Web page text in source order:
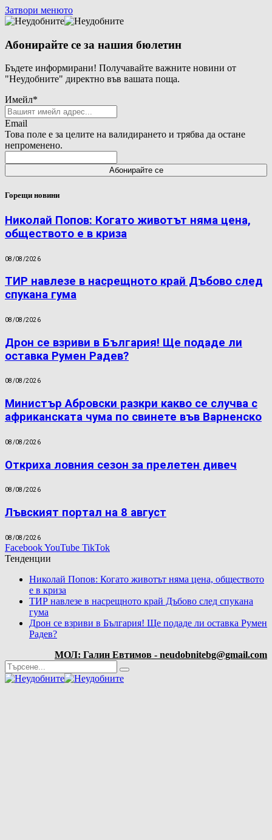
Затвори менюто
Абонирайте се за нашия бюлетин
Бъдете информирани! Получавайте важните новини от
"Неудобните" директно във вашата поща.
Имейл*
Email
Това поле е за целите на валидирането и трябва да остане
непроменено.
Горещи новини
Николай Попов: Когато животът няма цена,
обществото е в криза
08/08/2026
ТИР навлезе в насрещното край Дъбово след
спукана гума
08/08/2026
Дрон се взриви в България! Ще подаде ли
оставка Румен Радев?
08/08/2026
Министър Абровски разкри какво се случва с
африканската чума по свинете във Варненско
08/08/2026
Откриха ловния сезон за прелетен дивеч
08/08/2026
Лъвският портал на 8 август
08/08/2026
FacebookYouTube TikTok
Тенденции
Николай Попов: Когато животът няма цена, обществото
е в криза
ТИР навлезе в насрещното край Дъбово след спукана
гума
Дрон се взриви в България! Ще подаде ли оставка Румен
Радев?
МОЛ: Галин Евтимов - neudobnitebg@gmail.com